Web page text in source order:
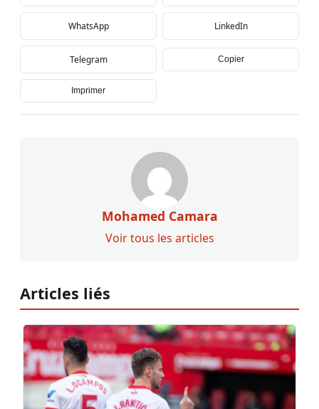
WhatsApp LinkedIn
Telegram Copier
Imprimer
Mohamed Camara
Voir tous les articles
Articles liés